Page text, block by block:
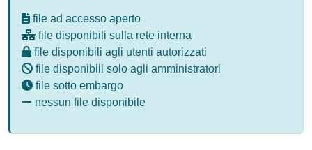
file ad accesso aperto
file disponibili sulla rete interna
file disponibili agli utenti autorizzati
file disponibili solo agli amministratori
file sotto embargo
nessun file disponibile